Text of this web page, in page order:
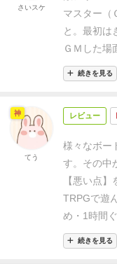
マスター（
と。最初は
ＧＭした場
続きを見る
さいスケ
レビュー
様々なボー
す。その中
【悪い点】
TRPGで遊
め ・1時間
とかわいい
話しを作り
続きを見る
神
てう